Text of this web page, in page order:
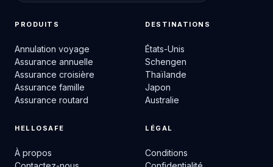
PRODUITS
Annulation voyage
Assurance annuelle
Assurance croisière
Assurance famille
Assurance routard
DESTINATIONS
États-Unis
Schengen
Thaïlande
Japon
Australie
HELLOSAFE
À propos
LÉGAL
Conditions